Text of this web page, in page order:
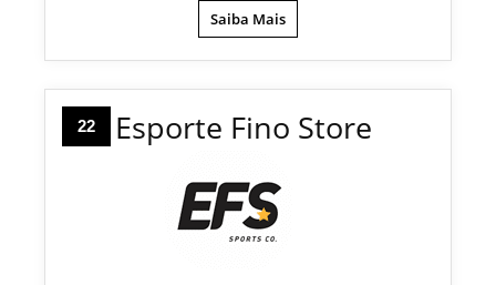
Saiba Mais
22 Esporte Fino Store